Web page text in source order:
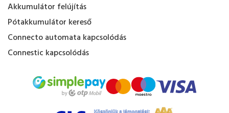
Akkumulátor felújítás
Pótakkumulátor kereső
Connecto automata kapcsolódás
Connestic kapcsolódás